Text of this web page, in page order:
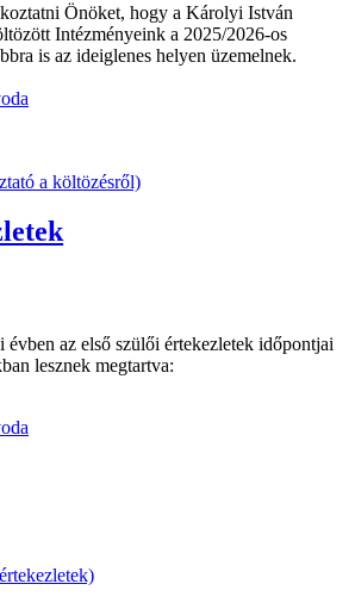
Önöket, hogy a Károlyi István
Intézményeink a 2025/2026-os
is az ideiglenes helyen üzemelnek.
a költözésről)
évben az első szülői értekezletek időpontjai
lesznek megtartva: